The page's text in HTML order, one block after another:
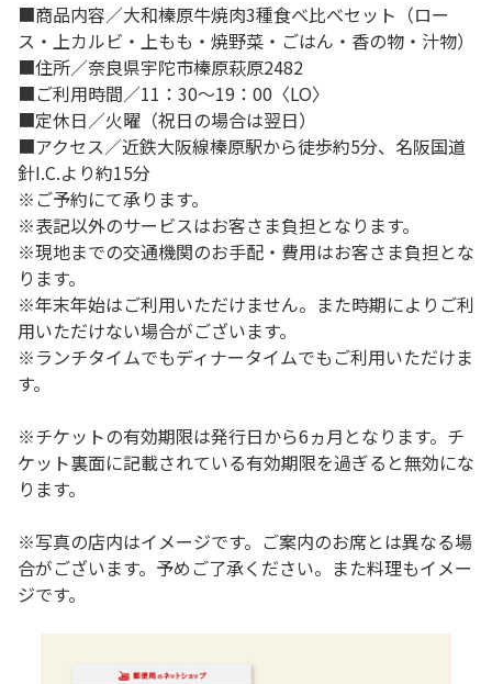
■商品内容／大和榛原牛焼肉3種食べ比べセット（ロー
ス・上カルビ・上もも・焼野菜・ごはん・香の物・汁物）
■住所／奈良県宇陀市榛原萩原2482
■ご利用時間／11：30～19：00〈LO〉
■定休日／火曜（祝日の場合は翌日）
■アクセス／近鉄大阪線榛原駅から徒歩約5分、名阪国道
針I.C.より約15分
※ご予約にて承ります。
※表記以外のサービスはお客さま負担となります。
※現地までの交通機関のお手配・費用はお客さま負担とな
ります。
※年末年始はご利用いただけません。また時期によりご利
用いただけない場合がございます。
※ランチタイムでもディナータイムでもご利用いただけま
す。
※チケットの有効期限は発行日から6ヵ月となります。チ
ケット裏面に記載されている有効期限を過ぎると無効にな
ります。
※写真の店内はイメージです。ご案内のお席とは異なる場
合がございます。予めご了承ください。また料理もイメー
ジです。